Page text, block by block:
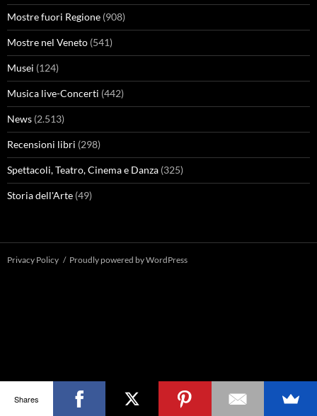
Mostre fuori Regione (908)
Mostre nel Veneto (541)
Musei (124)
Musica live-Concerti (442)
News (2.513)
Recensioni libri (298)
Spettacoli, Teatro, Cinema e Danza (325)
Storia dell'Arte (49)
Privacy Policy Proudly powered by WordPress
Shares